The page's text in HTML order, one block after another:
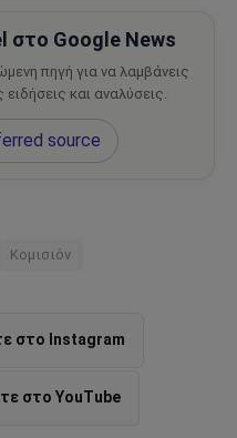
στο Google News
πηγή για να λαμβάνεις
και αναλύσεις.
source
Κομισιόν
στο Instagram
στο YouTube